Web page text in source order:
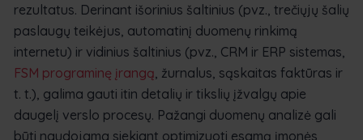
rezultatus. Derinant išorinius šaltinius (pvz., trečiųjų šalių
paslaugų teikėjus, automatinį duomenų rinkimą
internetu) ir vidinius šaltinius (pvz., CRM ir ERP sistemas,
FSM programinę įrangą , žurnalus, sąskaitas faktūras ir
t. t.), galima gauti itin detalių ir tikslių įžvalgų apie
daugelį verslo procesų. Pažangi duomenų analizė gali
būti naudojama siekiant optimizuoti esamą įmonės